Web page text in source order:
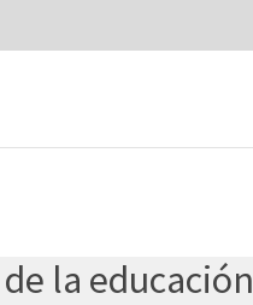
la educación